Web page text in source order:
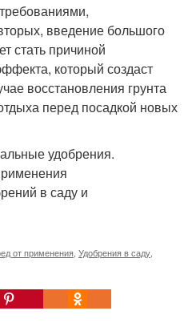
введение большого
стать причиной
который создаст
восстановления грунта
перед посадкой новых
от применения Удобрения в саду